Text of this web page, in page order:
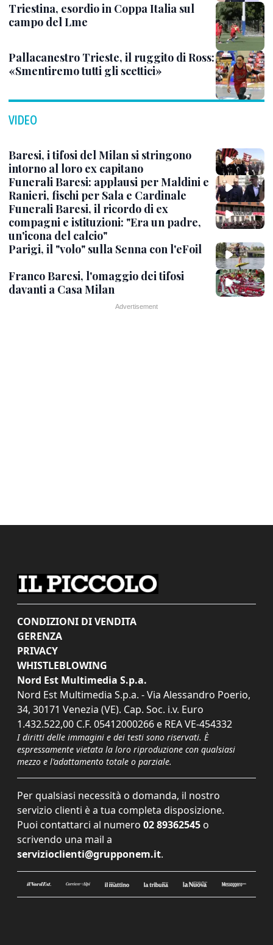
Triestina, esordio in Coppa Italia sul
campo del Lme
Pallacanestro Trieste, il ruggito di Ross:
«Smentiremo tutti gli scettici»
VIDEO
Baresi, i tifosi del Milan si stringono
intorno al loro ex capitano
Funerali Baresi: applausi per Maldini e
Ranieri, fischi per Sala e Cardinale
Funerali Baresi, il ricordo di ex
compagni e istituzioni: "Era un padre,
un'icona del calcio"
Parigi, il "volo" sulla Senna con l'eFoil
Franco Baresi, l'omaggio dei tifosi
davanti a Casa Milan
CONDIZIONI DI VENDITA
GERENZA
PRIVACY
WHISTLEBLOWING
Nord Est Multimedia S.p.a.
Nord Est Multimedia S.p.a. - Via Alessandro Poerio,
34, 30171 Venezia (VE). Cap. Soc. i.v. Euro
1.432.522,00 C.F. 05412000266 e REA VE-454332
I diritti delle immagini e dei testi sono riservati. È
espressamente vietata la loro riproduzione con qualsiasi
mezzo e l'adattamento totale o parziale.
Per qualsiasi necessità o domanda, il nostro
servizio clienti è a tua completa disposizione.
Puoi contattarci al numero 02 89362545 o
scrivendo una mail a
servizioclienti@grupponem.it.